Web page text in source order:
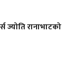
ज्योति रानाभाटको